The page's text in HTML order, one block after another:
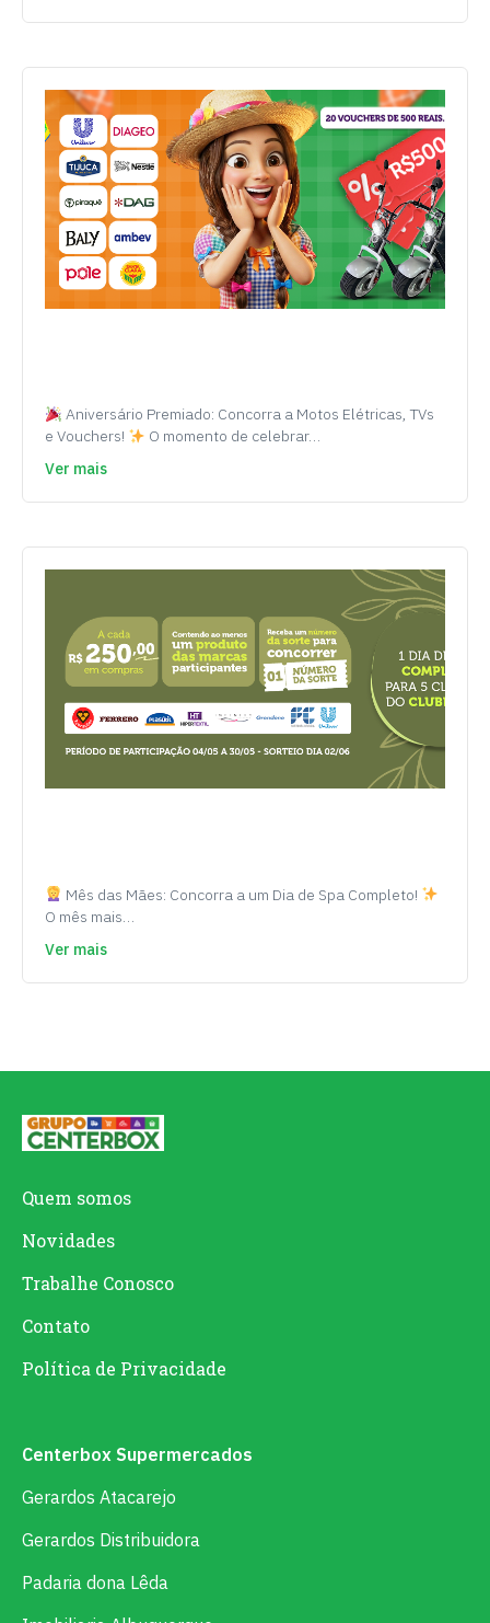
Aniversário Premiado: Concorra a Motos Elétricas, TVs
e Vouchers!
O momento de celebrar…
Ver mais
Mês das Mães: Concorra a um Dia de Spa Completo!
O mês mais…
Ver mais
Quem somos
Novidades
Trabalhe Conosco
Contato
Política de Privacidade
Centerbox Supermercados
Gerardos Atacarejo
Gerardos Distribuidora
Padaria dona Lêda